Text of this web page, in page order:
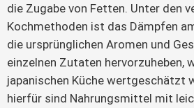
die Zugabe von Fetten. Unter den
Kochmethoden ist das Dämpfen
die ursprünglichen Aromen und
einzelnen Zutaten hervorzuheben,
japanischen Küche wertgeschätzt
hierfür sind Nahrungsmittel mit